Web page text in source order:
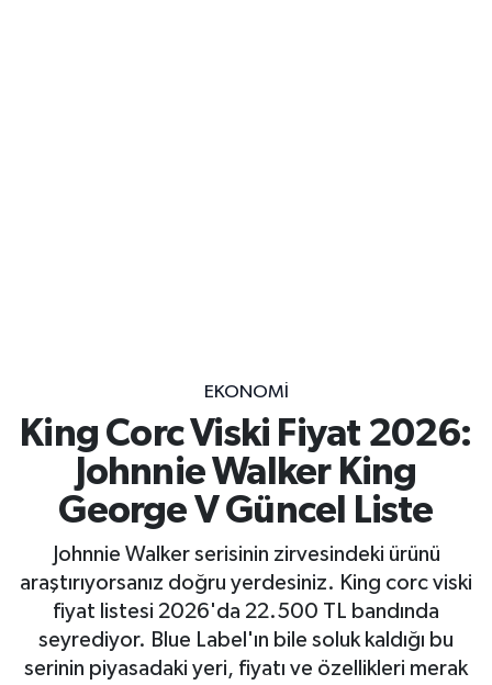
EKONOMİ
King Corc Viski Fiyat 2026:
Johnnie Walker King
George V Güncel Liste
Johnnie Walker serisinin zirvesindeki ürünü
araştırıyorsanız doğru yerdesiniz. King corc viski
fiyat listesi 2026'da 22.500 TL bandında
seyrediyor. Blue Label'ın bile soluk kaldığı bu
serinin piyasadaki yeri, fiyatı ve özellikleri merak